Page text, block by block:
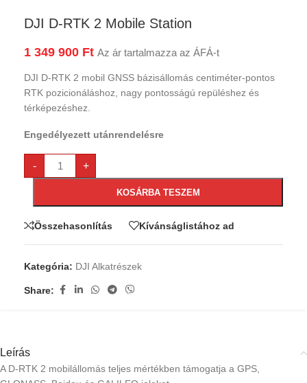
DJI D-RTK 2 Mobile Station
1 349 900 Ft Az ár tartalmazza az ÁFÁ-t
DJI D-RTK 2 mobil GNSS bázisállomás centiméter-pontos
RTK pozicionáláshoz, nagy pontosságú repüléshez és
térképezéshez.
Engedélyezett utánrendelésre
- +
KOSÁRBA TESZEM
Összehasonlítás Kívánságlistához ad
Kategória: DJI Alkatrészek
Share:
Leírás
A D-RTK 2 mobilállomás teljes mértékben támogatja a GPS,